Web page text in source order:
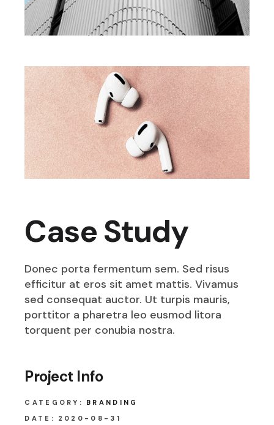
Case Study
Donec porta fermentum sem. Sed risus
efficitur at eros sit amet mattis. Vivamus
sed consequat auctor. Ut turpis mauris,
porttitor a pharetra leo eusmod litora
torquent per conubia nostra.
Project Info
CATEGORY:
BRANDING
DATE:
2020-08-31